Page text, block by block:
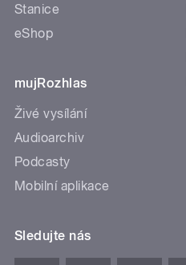
Stanice
eShop
mujRozhlas
Živé vysílání
Audioarchiv
Podcasty
Mobilní aplikace
Sledujte nás